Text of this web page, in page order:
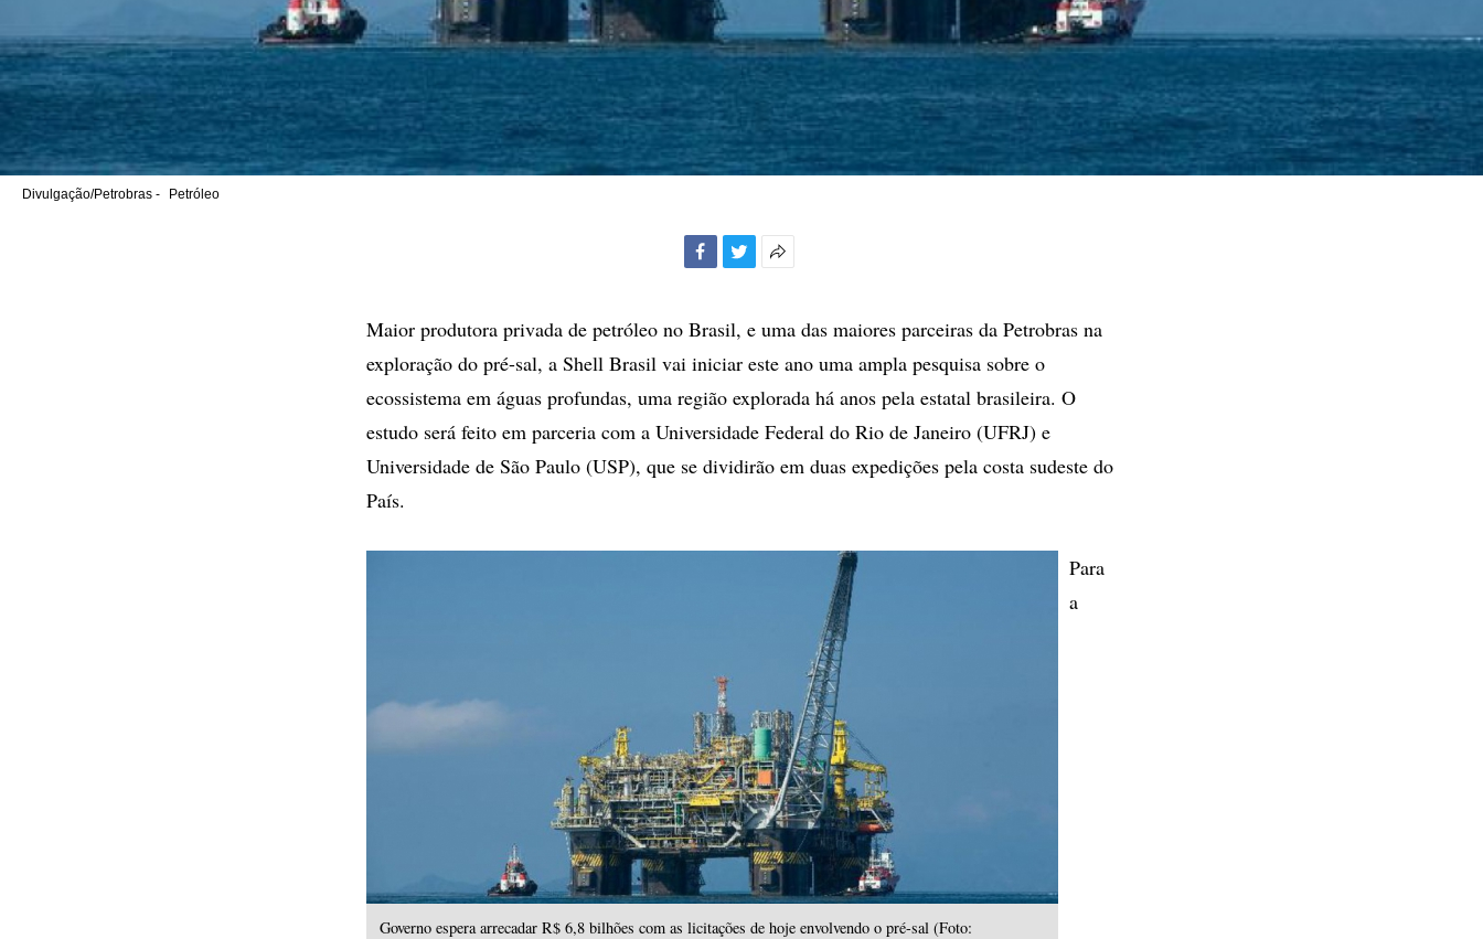
Divulgação/Petrobras - Petróleo
compartilhamento
Maior produtora privada de petróleo no Brasil, e uma das maiores parceiras da Petrobras na
exploração do pré-sal, a Shell Brasil vai iniciar este ano uma ampla pesquisa sobre o
ecossistema em águas profundas, uma região explorada há anos pela estatal brasileira. O
estudo será feito em parceria com a Universidade Federal do Rio de Janeiro (UFRJ) e
Universidade de São Paulo (USP), que se dividirão em duas expedições pela costa sudeste do
País.
Governo espera arrecadar R$ 6,8 bilhões com as licitações de hoje envolvendo o pré-sal (Foto:
Para
a